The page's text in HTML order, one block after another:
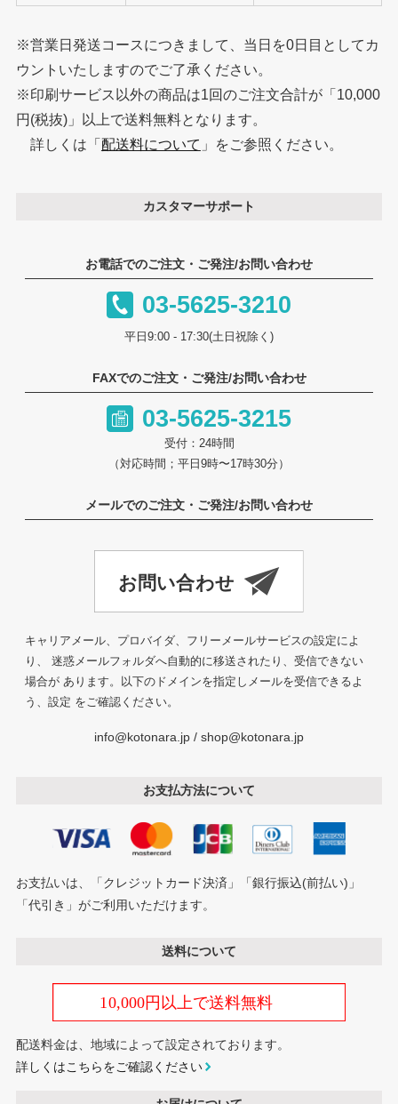
※営業日発送コースにつきまして、当日を0日目としてカ
ウントいたしますのでご了承ください。
※印刷サービス以外の商品は1回のご注文合計が「10,000
円(税抜)」以上で送料無料となります。
詳しくは「 配送料について 」をご参照ください。
カスタマーサポート
お電話でのご注文・ご発注/お問い合わせ
03-5625-3210
平日9:00 - 17:30(土日祝除く)
FAXでのご注文・ご発注/お問い合わせ
03-5625-3215
受付：24時間
（対応時間；平日9時〜17時30分）
メールでのご注文・ご発注/お問い合わせ
キャリアメール、プロバイダ、フリーメールサービスの設定によ
り、 迷惑メールフォルダへ自動的に移送されたり、受信できない
場合が あります。以下のドメインを指定しメールを受信できるよ
う、設定 をご確認ください。
info@kotonara.jp / shop@kotonara.jp
お支払方法について
お支払いは、「クレジットカード決済」「銀行振込(前払い)」
「代引き」がご利用いただけます。
送料について
配送料金は、地域によって設定されております。
詳しくはこちらをご確認ください